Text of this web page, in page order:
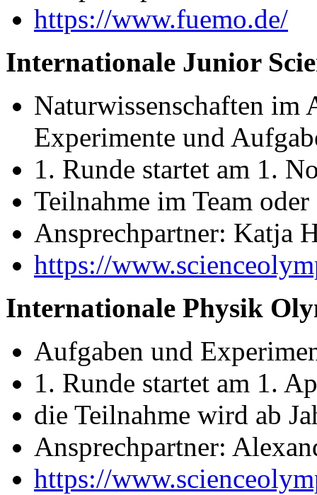
https://www.fuemo.de/
Internationale Junior
Naturwissenschaften im
Experimente und
1. Runde startet am 1.
Teilnahme im Team
Ansprechpartner: Katja
https://
Internationale Physik
Aufgaben und
1. Runde startet am 1.
die Teilnahme wird ab
Ansprechpartner:
https://